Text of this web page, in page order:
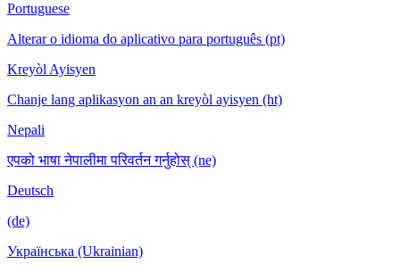
Portuguese
Alterar o idioma do aplicativo para português (pt)
Kreyòl Ayisyen
Chanje lang aplikasyon an an kreyòl ayisyen (ht)
Nepali
एपको भाषा नेपालीमा परिवर्तन गर्नुहोस् (ne)
Deutsch
(de)
Українська (Ukrainian)